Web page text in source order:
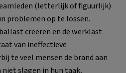
(letterlijk of figuurlijk)
problemen op te lossen.
creëren en de werklast
van ineffectieve
te veel mensen de brand aan
slagen in hun taak,